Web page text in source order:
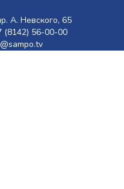
А. Невского, 65
(8142) 56-00-00